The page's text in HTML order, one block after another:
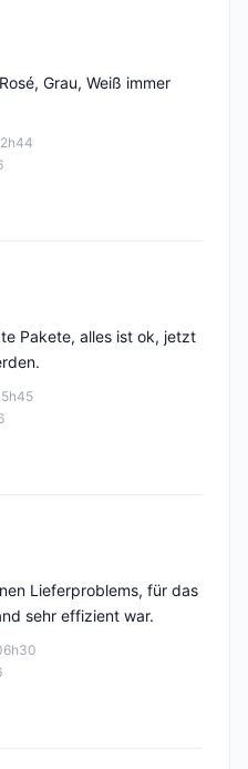
Grau, Weiß immer
Pakete, alles ist ok, jetzt
Lieferproblems, für das
sehr effizient war.